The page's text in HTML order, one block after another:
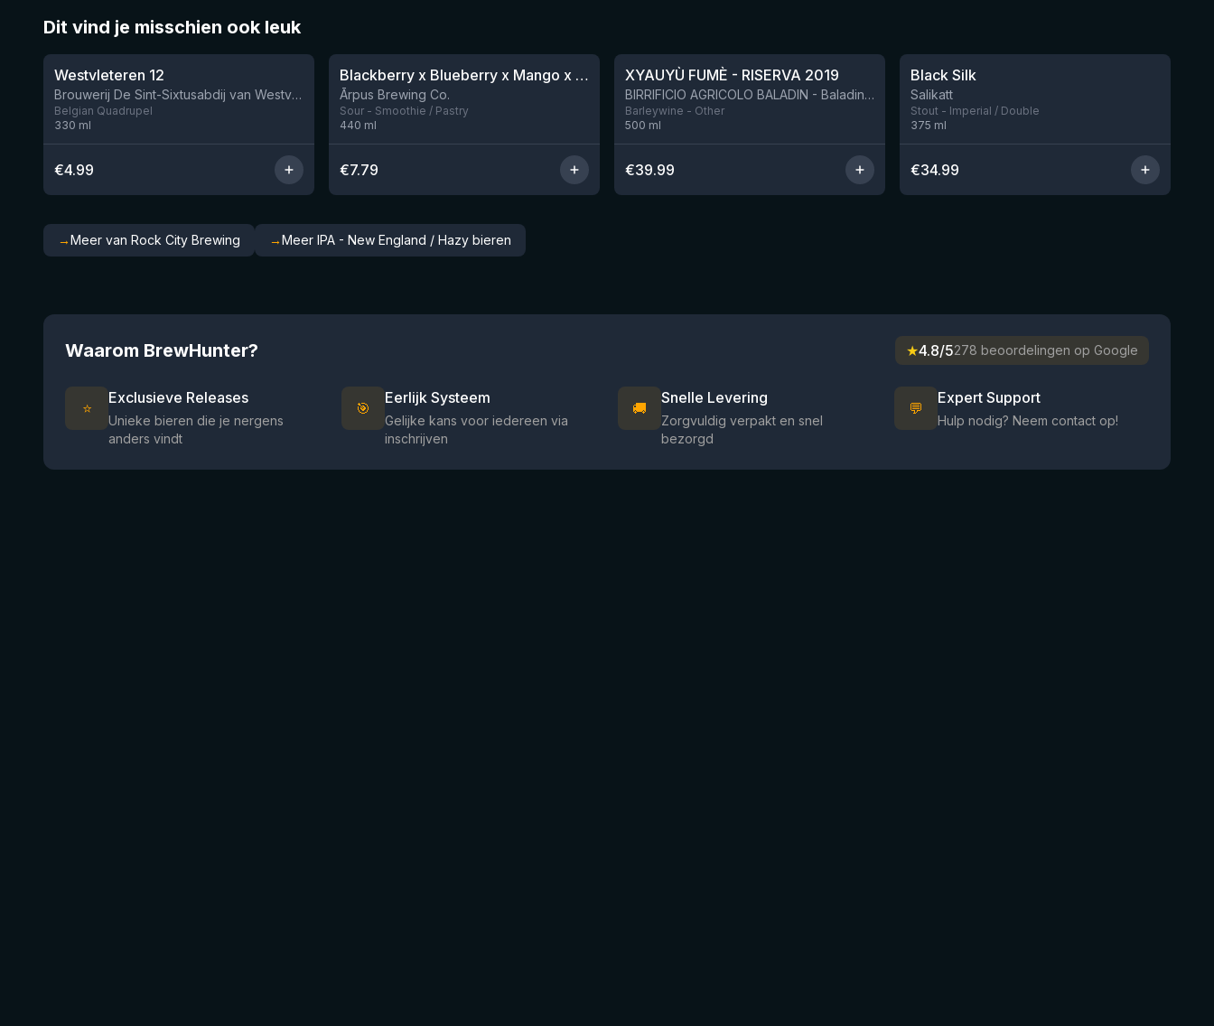
Dit vind je misschien ook leuk
★4.46
Westvleteren 12
Brouwerij De Sint-Sixtusabdij van Westvleteren
Belgian Quadrupel
330 ml
€4.99
Nog 9Blackberry x Blueberry x Mango x Pineapple x Peanut Butter Smoothie Sour Ale
Ārpus Brewing Co.
Sour - Smoothie / Pastry
440 ml
€7.79
XYAUYÙ FUMÈ - RISERVA 2019
BIRRIFICIO AGRICOLO BALADIN - Baladin Indipendente Italian Farm Brewery
Barleywine - Other
500 ml
€39.99
Black Silk
Salikatt
Stout - Imperial / Double
375 ml
€34.99
→Meer van Rock City Brewing →Meer IPA - New England / Hazy bieren
Waarom BrewHunter? ★4.8/5278 beoordelingen op Google
⭐
Exclusieve Releases
Unieke bieren die je nergens
anders vindt
🎯
Eerlijk Systeem
Gelijke kans voor iedereen via
inschrijven
🚚
Snelle Levering
Zorgvuldig verpakt en snel
bezorgd
💬
Expert Support
Hulp nodig? Neem contact op!